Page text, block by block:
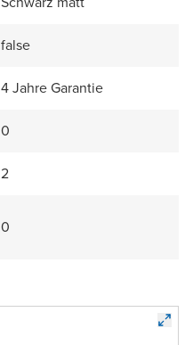
false
4 Jahre Garantie
0
2
0